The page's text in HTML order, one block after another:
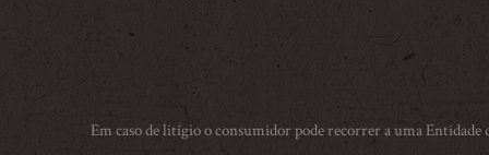
Em caso de litígio o consumidor pode recorrer a uma